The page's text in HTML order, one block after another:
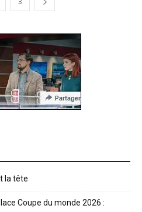
la tête
Coupe du monde 2026 :